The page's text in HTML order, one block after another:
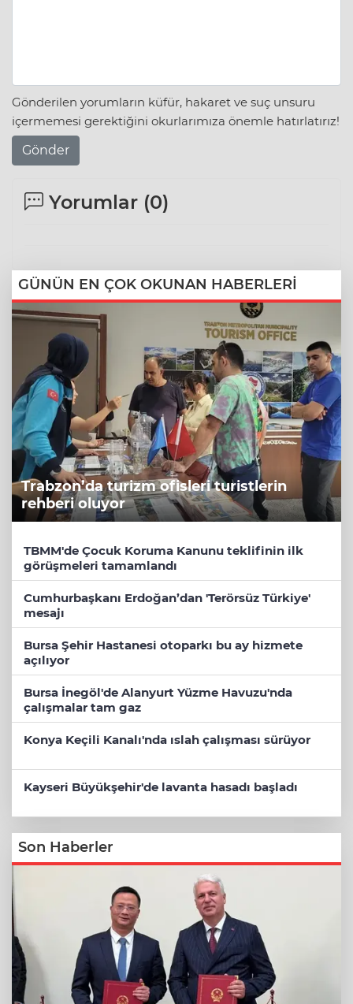
Gönderilen yorumların küfür, hakaret ve suç unsuru
içermemesi gerektiğini okurlarımıza önemle hatırlatırız!
Gönder
Yorumlar (0)
GÜNÜN EN ÇOK OKUNAN HABERLERİ
Trabzon’da turizm ofisleri turistlerin
rehberi oluyor
TBMM'de Çocuk Koruma Kanunu teklifinin ilk
görüşmeleri tamamlandı
Cumhurbaşkanı Erdoğan’dan 'Terörsüz Türkiye'
mesajı
Bursa Şehir Hastanesi otoparkı bu ay hizmete
açılıyor
Bursa İnegöl'de Alanyurt Yüzme Havuzu'nda
çalışmalar tam gaz
Konya Keçili Kanalı'nda ıslah çalışması sürüyor
Kayseri Büyükşehir'de lavanta hasadı başladı
Son Haberler